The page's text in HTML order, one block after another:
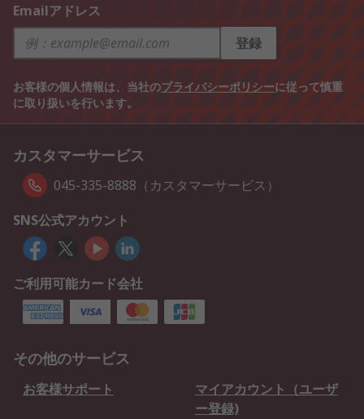
Emailアドレス
登録
お客様の個人情報は、当社のプライバシーポリシーに従って慎重
に取り扱いを行います。
カスタマーサービス
045-335-8888（カスタマーサービス）
SNS公式アカウント
ご利用可能カード会社
その他のサービス
お客様サポート
マイアカウント（ユーザ
ー登録)